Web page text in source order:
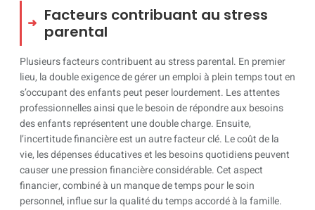
Facteurs contribuant au stress
parental
Plusieurs facteurs contribuent au stress parental. En premier
lieu, la double exigence de gérer un emploi à plein temps tout en
s’occupant des enfants peut peser lourdement. Les attentes
professionnelles ainsi que le besoin de répondre aux besoins
des enfants représentent une double charge. Ensuite,
l’incertitude financière est un autre facteur clé. Le coût de la
vie, les dépenses éducatives et les besoins quotidiens peuvent
causer une pression financière considérable. Cet aspect
financier, combiné à un manque de temps pour le soin
personnel, influe sur la qualité du temps accordé à la famille.